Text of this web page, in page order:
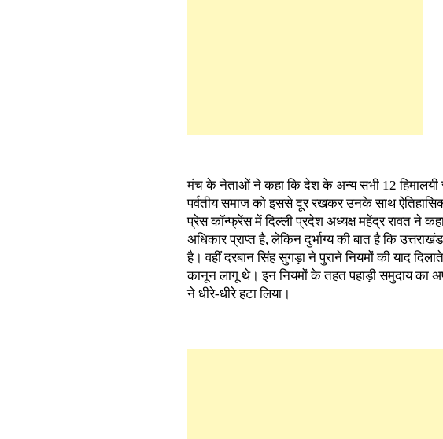
मंच के नेताओं ने कहा कि देश के अन्य सभी 12 हिमालयी
पर्वतीय समाज को इससे दूर रखकर उनके साथ
प्रेस कॉन्फ्रेंस में दिल्ली प्रदेश अध्यक्ष महेंद्र रावत ने
अधिकार प्राप्त है, लेकिन दुर्भाग्य की बात है कि
है। वहीं दरबान सिंह सुगड़ा ने पुराने नियमों की याद
कानून लागू थे। इन नियमों के तहत पहाड़ी समुदाय का
ने धीरे-धीरे हटा लिया।